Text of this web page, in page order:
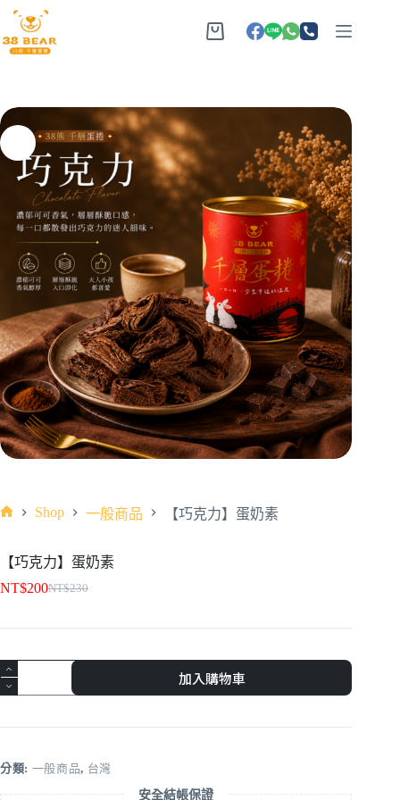
Shop 一般商品 【巧克力】蛋奶素
【巧克力】蛋奶素
NT$230
NT$200
加入購物車
分類: 一般商品, 台灣
安全結帳保證